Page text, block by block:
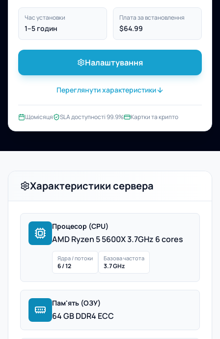
Час установки
1–5 годин
Плата за встановлення
$64.99
Налаштування
Переглянути характеристики
Щомісяця SLA доступності 99.9% Картки та крипто
Характеристики сервера
Процесор (CPU)
AMD Ryzen 5 5600X 3.7GHz 6 cores
Ядра / потоки
6 / 12
Базова частота
3.7 GHz
Пам'ять (ОЗУ)
64 GB DDR4 ECC